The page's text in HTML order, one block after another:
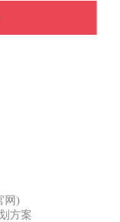
网)
方案